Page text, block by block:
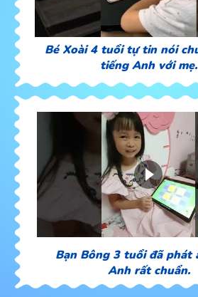
Bé Xoài 4 tuổi tự tin nói
tiếng Anh với mẹ.
Bạn Bông 3 tuổi đã phát
Anh rất chuẩn.